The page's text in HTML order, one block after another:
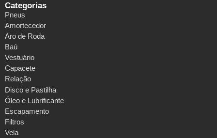
Categorias
Pneus
Amortecedor
Aro de Roda
Baú
Vestuário
Capacete
Relação
Disco e Pastilha
Óleo e Lubrificante
Escapamento
Filtros
Vela